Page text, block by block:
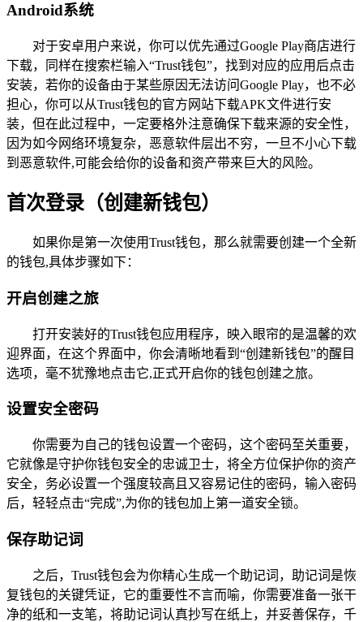
Android系统
对于安卓用户来说，你可以优先通过Google Play商店进行
下载，同样在搜索栏输入“Trust钱包”，找到对应的应用后点击
安装，若你的设备由于某些原因无法访问Google Play，也不必
担心，你可以从Trust钱包的官方网站下载APK文件进行安
装，但在此过程中，一定要格外注意确保下载来源的安全性，
因为如今网络环境复杂，恶意软件层出不穷，一旦不小心下载
到恶意软件,可能会给你的设备和资产带来巨大的风险。
首次登录（创建新钱包）
如果你是第一次使用Trust钱包，那么就需要创建一个全新
的钱包,具体步骤如下：
开启创建之旅
打开安装好的Trust钱包应用程序，映入眼帘的是温馨的欢
迎界面，在这个界面中，你会清晰地看到“创建新钱包”的醒目
选项，毫不犹豫地点击它,正式开启你的钱包创建之旅。
设置安全密码
你需要为自己的钱包设置一个密码，这个密码至关重要，
它就像是守护你钱包安全的忠诚卫士，将全方位保护你的资产
安全，务必设置一个强度较高且又容易记住的密码，输入密码
后，轻轻点击“完成”,为你的钱包加上第一道安全锁。
保存助记词
之后，Trust钱包会为你精心生成一个助记词，助记词是恢
复钱包的关键凭证，它的重要性不言而喻，你需要准备一张干
净的纸和一支笔，将助记词认真抄写在纸上，并妥善保存，千